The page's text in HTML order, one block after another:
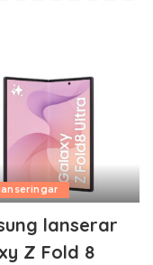
lanserar
Z Fold 8